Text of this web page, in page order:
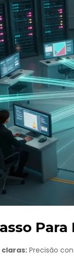
Precisão